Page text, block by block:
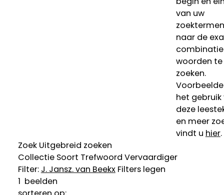
van uw
naar de
woorden te
zoeken.
het gebruik
deze
en meer
vindt u hier.
Zoek Uitgebreid zoeken
Collectie Soort Trefwoord Vervaardiger
Filter: J. Jansz. van Beekx Filters legen
1 beelden